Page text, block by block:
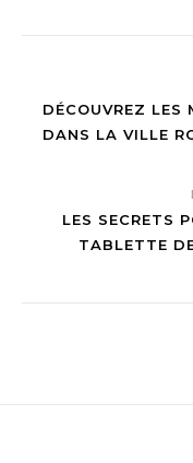
DÉCOUVREZ LES
DANS LA VILLE
LES SECRETS
TABLETTE